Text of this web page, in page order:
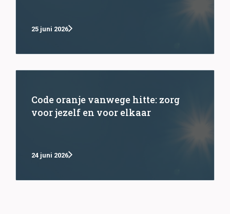
25 juni 2026
Code oranje vanwege hitte: zorg
voor jezelf en voor elkaar
24 juni 2026